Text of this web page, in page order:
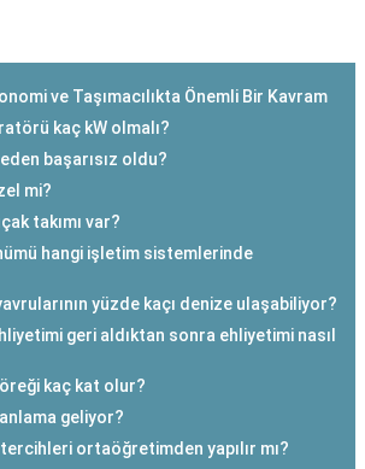
ve Taşımacılıkta Önemli Bir Kavram
kaç kW olmalı?
başarısız oldu?
mi?
takımı var?
hangi işletim sistemlerinde
yüzde kaçı denize ulaşabiliyor?
geri aldıktan sonra ehliyetimi nasıl
kaç kat olur?
geliyor?
tercihleri ortaöğretimden yapılır mı?